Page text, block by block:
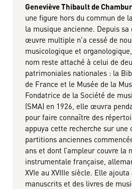
Geneviève Thibault de
une figure hors du commun de
la musique ancienne. Depuis
œuvre multiple n’a cessé de
musicologique et
nom reste attaché à celui de
patrimoniales nationales : la
de France et le Musée de la
Fondatrice de la Société de
(SMA) en 1926, elle œuvra
pour faire connaître des
appuya cette recherche sur une
partitions anciennes
ans et dont l’ampleur couvre la
instrumentale française,
XVIe au XVIIIe siècle. Elle
manuscrits et des livres de